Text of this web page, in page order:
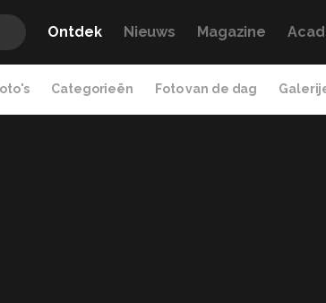
Ontdek Nieuws Magazine
Categorieën Foto van de dag